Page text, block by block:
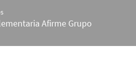
Afirme Grupo